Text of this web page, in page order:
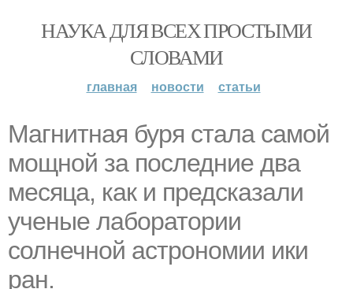
НАУКА ДЛЯ ВСЕХ ПРОСТЫМИ
СЛОВАМИ
главная новости статьи
Магнитная буря стала самой
мощной за последние два
месяца, как и предсказали
ученые лаборатории
солнечной астрономии ики
ран.